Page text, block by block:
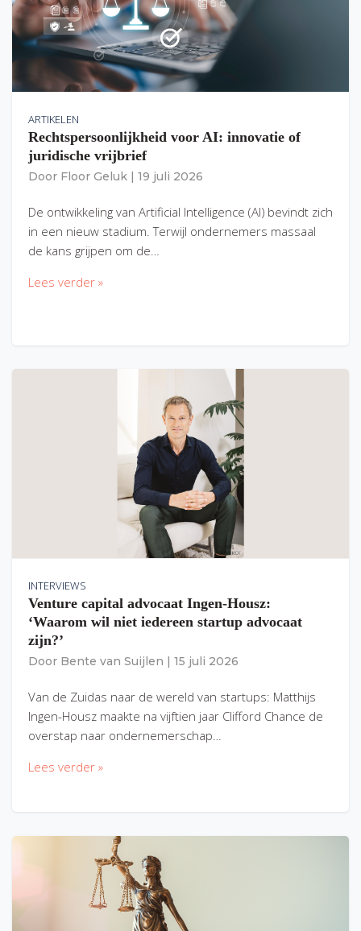
ARTIKELEN
Rechtspersoonlijkheid voor AI: innovatie of
juridische vrijbrief
Door Floor Geluk 19 juli 2026
De ontwikkeling van Artificial Intelligence (AI) bevindt zich
in een nieuw stadium. Terwijl ondernemers massaal
de kans grijpen om de…
Lees verder »
INTERVIEWS
Venture capital advocaat Ingen-Housz:
‘Waarom wil niet iedereen startup advocaat
zijn?’
Door Bente van Suijlen 15 juli 2026
Van de Zuidas naar de wereld van startups: Matthijs
Ingen-Housz maakte na vijftien jaar Clifford Chance de
overstap naar ondernemerschap…
Lees verder »